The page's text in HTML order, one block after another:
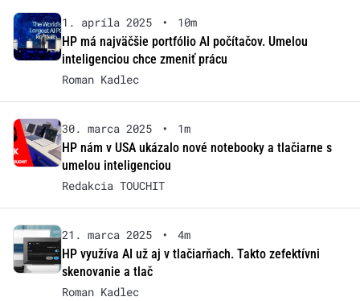
1. apríla 2025 •
10m
HP má najväčšie portfólio AI počítačov. Umelou
inteligenciou chce zmeniť prácu
Roman Kadlec
30. marca 2025 •
1m
HP nám v USA ukázalo nové notebooky a tlačiarne s
umelou inteligenciou
Redakcia TOUCHIT
21. marca 2025 •
4m
HP využíva AI už aj v tlačiarňach. Takto zefektívni
skenovanie a tlač
Roman Kadlec